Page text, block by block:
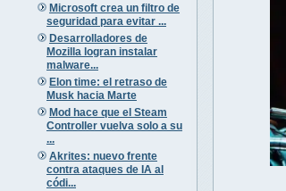
Microsoft crea un filtro de
seguridad para evitar ...
Desarrolladores de
Mozilla logran instalar
malware...
Elon time: el retraso de
Musk hacia Marte
Mod hace que el Steam
Controller vuelva solo a su
...
Akrites: nuevo frente
contra ataques de IA al
códi...